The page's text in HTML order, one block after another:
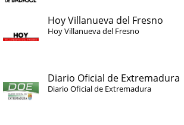
Hoy Villanueva del Fresno
Hoy Villanueva del Fresno
Diario Oficial de Extremadura
Diario Oficial de Extremadura